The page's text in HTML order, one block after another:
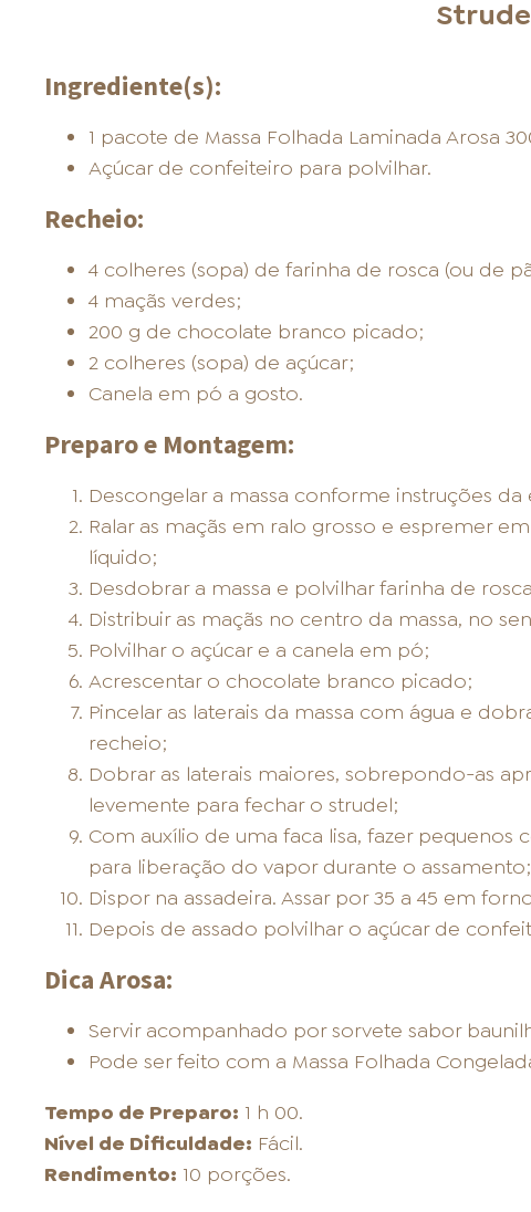
Ingrediente(s):
1 pacote de Massa Folhada Laminada Arosa
Açúcar de confeiteiro para polvilhar.
Recheio:
4 colheres (sopa) de farinha de rosca (ou de
4 maçãs verdes;
200 g de chocolate branco picado;
2 colheres (sopa) de açúcar;
Canela em pó a gosto.
Preparo e Montagem:
Descongelar a massa conforme instruções
Ralar as maçãs em ralo grosso e espremer
líquido;
Desdobrar a massa e polvilhar farinha de
Distribuir as maçãs no centro da massa, no
Polvilhar o açúcar e a canela em pó;
Acrescentar o chocolate branco picado;
Pincelar as laterais da massa com água e
recheio;
Dobrar as laterais maiores, sobrepondo-as
levemente para fechar o strudel;
Com auxílio de uma faca lisa, fazer
para liberação do vapor durante o assamento;
Dispor na assadeira. Assar por 35 a 45 em
Depois de assado polvilhar o açúcar de
Dica Arosa:
Servir acompanhado por sorvete sabor
Pode ser feito com a Massa Folhada
Tempo de Preparo: 1 h 00.
Nível de Dificuldade: Fácil.
Rendimento: 10 porções.